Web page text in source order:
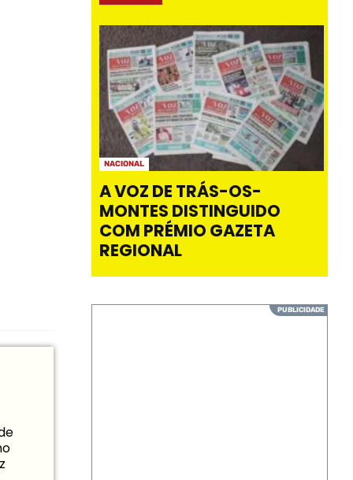
NACIONAL
A VOZ DE TRÁS-OS-
MONTES DISTINGUIDO
COM PRÉMIO GAZETA
REGIONAL